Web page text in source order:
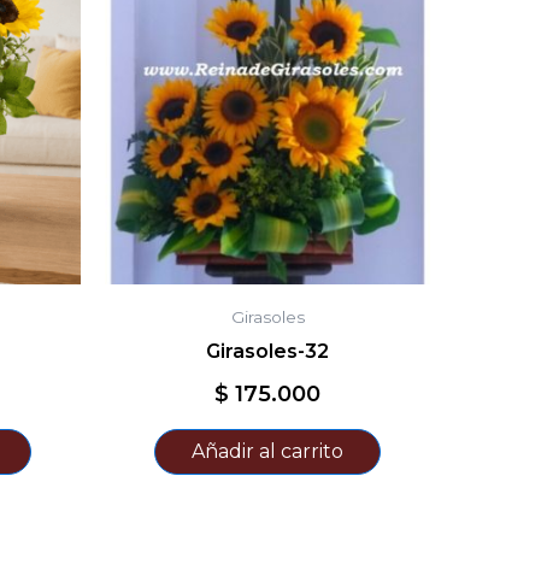
Girasoles
Girasoles-32
$ 175.000
Añadir al carrito